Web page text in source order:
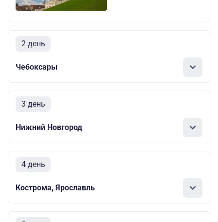
2 день
Чебоксары
3 день
Нижний Новгород
4 день
Кострома, Ярославль